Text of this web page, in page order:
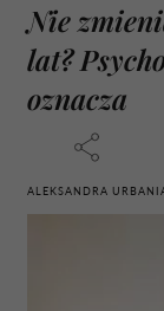
Nie
lat?
oznacza
ALEKSANDRA